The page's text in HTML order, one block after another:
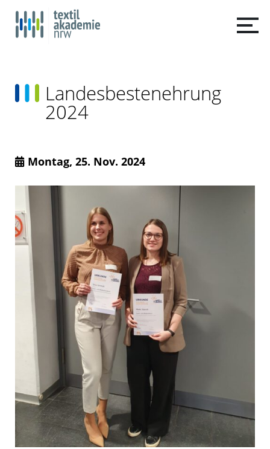
Landesbestenehrung
2024
Montag, 25. Nov. 2024